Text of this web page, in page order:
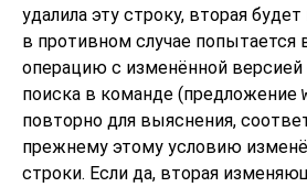
удалила эту строку, вторая
в противном случае
операцию с изменённой версией
поиска в команде (предложение
повторно для выяснения,
прежнему этому условию
строки. Если да, вторая